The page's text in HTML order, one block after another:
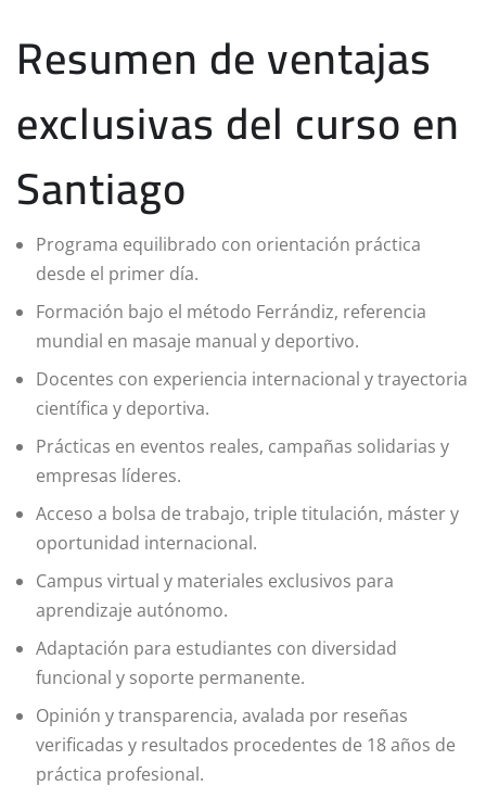
Resumen de ventajas
exclusivas del curso en
Santiago
Programa equilibrado con orientación práctica
desde el primer día.
Formación bajo el método Ferrándiz, referencia
mundial en masaje manual y deportivo.
Docentes con experiencia internacional y trayectoria
científica y deportiva.
Prácticas en eventos reales, campañas solidarias y
empresas líderes.
Acceso a bolsa de trabajo, triple titulación, máster y
oportunidad internacional.
Campus virtual y materiales exclusivos para
aprendizaje autónomo.
Adaptación para estudiantes con diversidad
funcional y soporte permanente.
Opinión y transparencia, avalada por reseñas
verificadas y resultados procedentes de 18 años de
práctica profesional.